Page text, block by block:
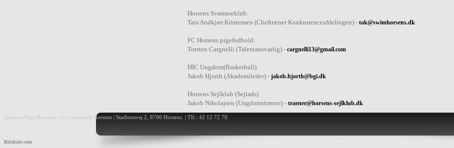
Horsens Svømmeklub:
Tais Andkjær Kristensen (Cheftræner Konkurrenceafdelingen) - tak@swimhorsens.dk
FC Horsens pigefodbold:
Torsten Cargnelli (Talentansvarlig) - cargnelli13@gmail.com
HIC Ungdom(Basketball)
Jakob Hjorth (Akademileder) - jakob.hjorth@bgi.dk
Horsens Sejlklub (Sejlads)
Jakob Nikolajsen (Ungdomstræner) - traener@horsens-sejlklub.dk
Sportscollege Horsens, c/o Learnmark Horsens | Stadionsvej 2, 8700 Horsens | Tlf.: 42 12 72 70
Bricksite.com